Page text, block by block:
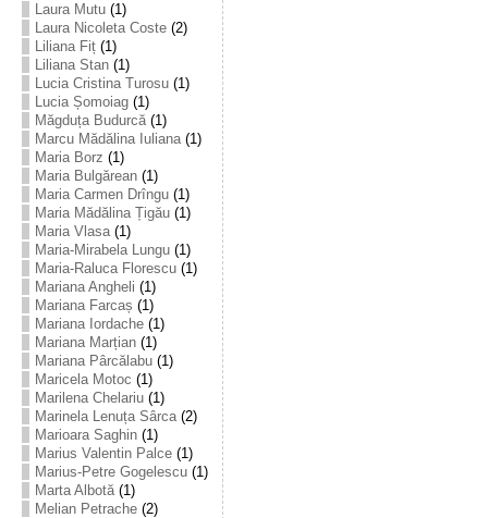
Laura Mutu(1)
Laura Nicoleta Coste(2)
Liliana Fiț(1)
Liliana Stan(1)
Lucia Cristina Turosu(1)
Lucia Șomoiag(1)
Măgduța Budurcă(1)
Marcu Mădălina Iuliana(1)
Maria Borz (1)
Maria Bulgărean(1)
Maria Carmen Drîngu(1)
Maria Mădălina Țigău(1)
Maria Vlasa(1)
Maria-Mirabela Lungu(1)
Maria-Raluca Florescu(1)
Mariana Angheli (1)
Mariana Farcaș (1)
Mariana Iordache(1)
Mariana Marțian(1)
Mariana Pârcălabu(1)
Maricela Motoc (1)
Marilena Chelariu(1)
Marinela Lenuța Sârca(2)
Marioara Saghin(1)
Marius Valentin Palce(1)
Marius-Petre Gogelescu(1)
Marta Albotă(1)
Melian Petrache(2)